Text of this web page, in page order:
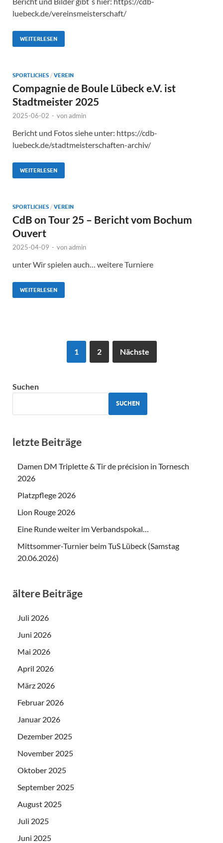
luebeck.de/vereinsmeisterschaft/
WEITERLESEN
SPORTLICHES / VEREIN
Compagnie de Boule Lübeck e.V. ist
Stadtmeister 2025
2025-06-02 - vonadmin
Bericht und Fotos siehe unter: https://cdb-
luebeck.de/stadtmeisterschaften-archiv/
WEITERLESEN
SPORTLICHES / VEREIN
CdB on Tour 25 – Bericht vom Bochum
Ouvert
2025-04-09 - vonadmin
unter Wir spielen auch… weitere Turniere
WEITERLESEN
1 2 Nächste
Suchen
SUCHEN
letzte Beiträge
Damen DM Triplette & Tir de précision in Tornesch
2026
Platzpflege 2026
Lion Rouge 2026
Eine Runde weiter im Verbandspokal…
Mittsommer-Turnier beim TuS Lübeck (Samstag
20.06.2026)
ältere Beiträge
Juli 2026
Juni 2026
Mai 2026
April 2026
März 2026
Februar 2026
Januar 2026
Dezember 2025
November 2025
Oktober 2025
September 2025
August 2025
Juli 2025
Juni 2025